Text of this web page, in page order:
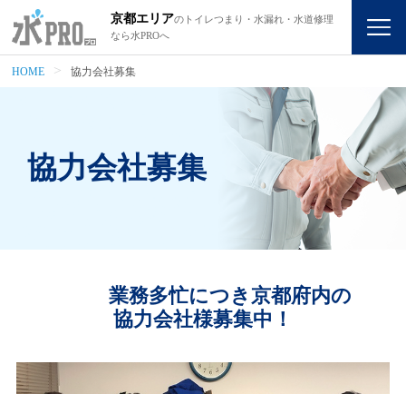
京都エリアのトイレつまり・水漏れ・水道修理
なら水PROへ
HOME 協力会社募集
協力会社募集
業務多忙につき京都府内の
協力会社様募集中！